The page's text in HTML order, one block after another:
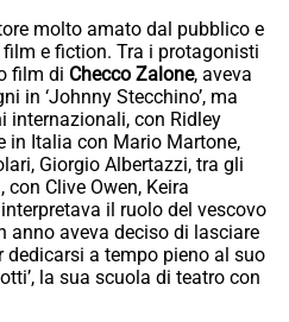
molto amato dal pubblico e
e fiction. Tra i protagonisti
film di Checco Zalone, aveva
in ‘Johnny Stecchino’, ma
internazionali, con Ridley
in Italia con Mario Martone,
Giorgio Albertazzi, tra gli
con Clive Owen, Keira
il ruolo del vescovo
anno aveva deciso di lasciare
dedicarsi a tempo pieno al suo
la sua scuola di teatro con